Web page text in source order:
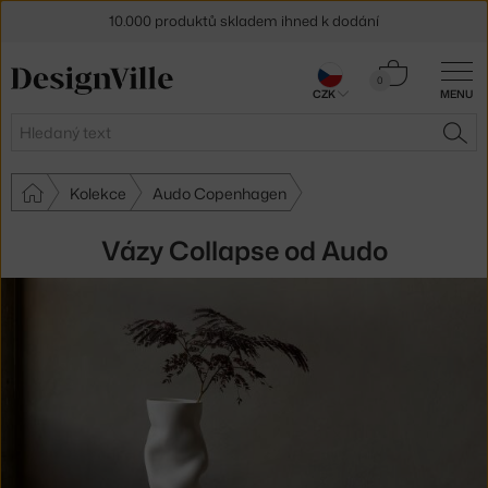
MENU
Hledat
0
Košík
Kolekce Audo Copenhagen
Vázy Collapse od Audo
10.000 produktů skladem ihned k dodání
Sleva 5 % pro odběratele
CZK